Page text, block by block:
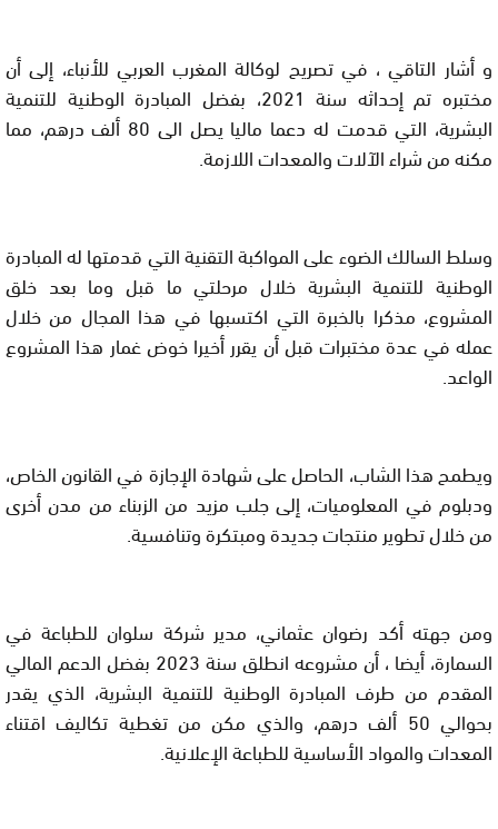
و أشار التاقي ، في تصريح لوكالة المغرب العربي للأنباء، إلى أن
مختبره تم إحداثه سنة 2021، بفضل المبادرة الوطنية للتنمية
البشرية، التي قدمت له دعما ماليا يصل الى 80 ألف درهم، مما
مكنه من شراء الآلات والمعدات اللازمة.
وسلط السالك الضوء على المواكبة التقنية التي قدمتها له المبادرة
الوطنية للتنمية البشرية خلال مرحلتي ما قبل وما بعد خلق
المشروع، مذكرا بالخبرة التي اكتسبها في هذا المجال من خلال
عمله في عدة مختبرات قبل أن يقرر أخيرا خوض غمار هذا المشروع
الواعد.
ويطمح هذا الشاب، الحاصل على شهادة الإجازة في القانون الخاص،
ودبلوم في المعلوميات، إلى جلب مزيد من الزبناء من مدن أخرى
من خلال تطوير منتجات جديدة ومبتكرة وتنافسية.
ومن جهته أكد رضوان عثماني، مدير شركة سلوان للطباعة في
السمارة، أيضا ، أن مشروعه انطلق سنة 2023 بفضل الدعم المالي
المقدم من طرف المبادرة الوطنية للتنمية البشرية، الذي يقدر
بحوالي 50 ألف درهم، والذي مكن من تغطية تكاليف اقتناء
المعدات والمواد الأساسية للطباعة الإعلانية.